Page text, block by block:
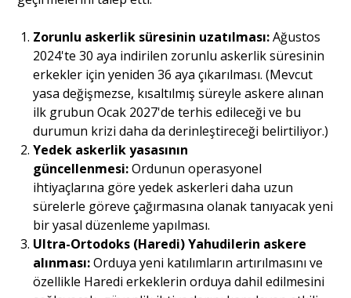
Zorunlu askerlik süresinin uzatılması:Ağustos
2024'te 30 aya indirilen zorunlu askerlik süresinin
erkekler için yeniden 36 aya çıkarılması. (Mevcut
yasa değişmezse, kısaltılmış süreyle askere alınan
ilk grubun Ocak 2027'de terhis edileceği ve bu
durumun krizi daha da derinleştireceği belirtiliyor.)
Yedek askerlik yasasının
güncellenmesi:Ordunun operasyonel
ihtiyaçlarına göre yedek askerleri daha uzun
sürelerle göreve çağırmasına olanak tanıyacak yeni
bir yasal düzenleme yapılması.
Ultra-Ortodoks (Haredi) Yahudilerin askere
alınması:Orduya yeni katılımların artırılmasını ve
özellikle Haredi erkeklerin orduya dahil edilmesini